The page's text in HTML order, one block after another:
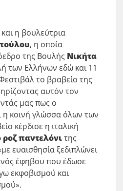
η βουλεύτρια
, η οποία
της Βουλής Νικήτα
των Ελλήνων εδώ και 11
το βραβείο της
αυτόν τον
μας πως ο
η κοινή γλώσσα όλων των
κέρδισε η ιταλική
ροζ παντελόνιτης
ευαισθησία ξεδιπλώνει
έφηβου που έδωσε
εκφοβισμού και